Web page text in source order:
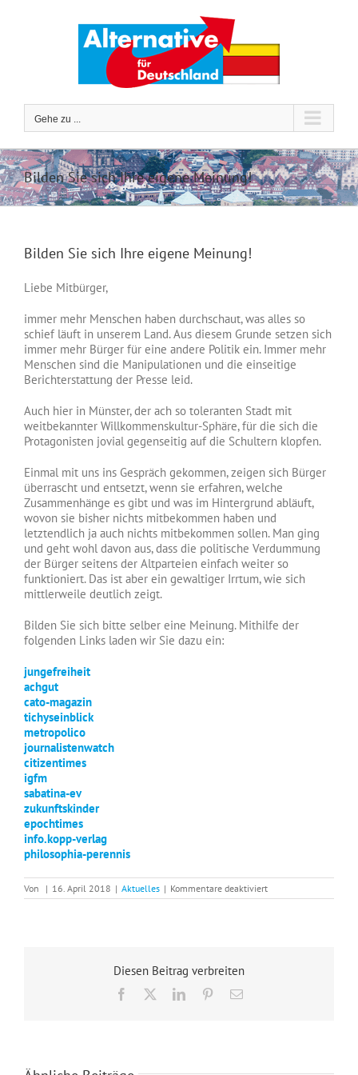
Gehe zu ...
Bilden Sie sich Ihre eigene Meinung!
Bilden Sie sich Ihre eigene Meinung!
Liebe Mitbürger,
immer mehr Menschen haben durchschaut, was alles so
schief läuft in unserem Land. Aus diesem Grunde setzen sich
immer mehr Bürger für eine andere Politik ein. Immer mehr
Menschen sind die Manipulationen und die einseitige
Berichterstattung der Presse leid.
Auch hier in Münster, der ach so toleranten Stadt mit
weitbekannter Willkommenskultur-Sphäre, für die sich die
Protagonisten jovial gegenseitig auf die Schultern klopfen.
Einmal mit uns ins Gespräch gekommen, zeigen sich Bürger
überrascht und entsetzt, wenn sie erfahren, welche
Zusammenhänge es gibt und was im Hintergrund abläuft,
wovon sie bisher nichts mitbekommen haben und
letztendlich ja auch nichts mitbekommen sollen. Man ging
und geht wohl davon aus, dass die politische Verdummung
der Bürger seitens der Altparteien einfach weiter so
funktioniert. Das ist aber ein gewaltiger Irrtum, wie sich
mittlerweile deutlich zeigt.
Bilden Sie sich bitte selber eine Meinung. Mithilfe der
folgenden Links laden wir Sie dazu ein:
jungefreiheit
achgut
cato-magazin
tichyseinblick
metropolico
journalistenwatch
citizentimes
igfm
sabatina-ev
zukunftskinder
epochtimes
info.kopp-verlag
philosophia-perennis
Von | 16. April 2018 | Aktuelles | Kommentare deaktiviertfür
Bilden
Diesen Beitrag verbreiten
Facebook LinkedInPinterest
E-